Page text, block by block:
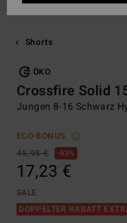
Shorts
ÖKO
Crossfire Solid
Jungen 8-16 Schwarz
ECO-BONUS
45,95 €
63%
17,23 €
SALE
DOPPELTER RABATT